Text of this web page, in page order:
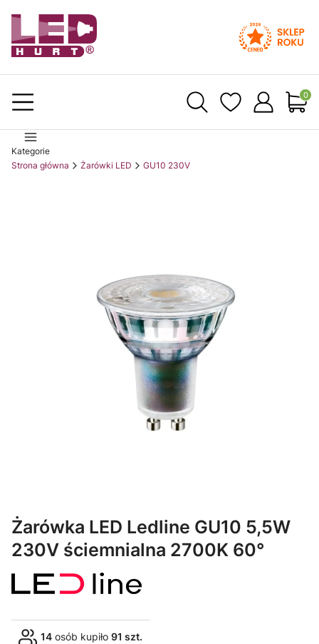
Kategorie
Strona główna
Żarówki LED GU10 230V
Żarówka LED Ledline GU10 5,5W
230V ściemnialna 2700K 60°
14 osób kupiło 91 szt.